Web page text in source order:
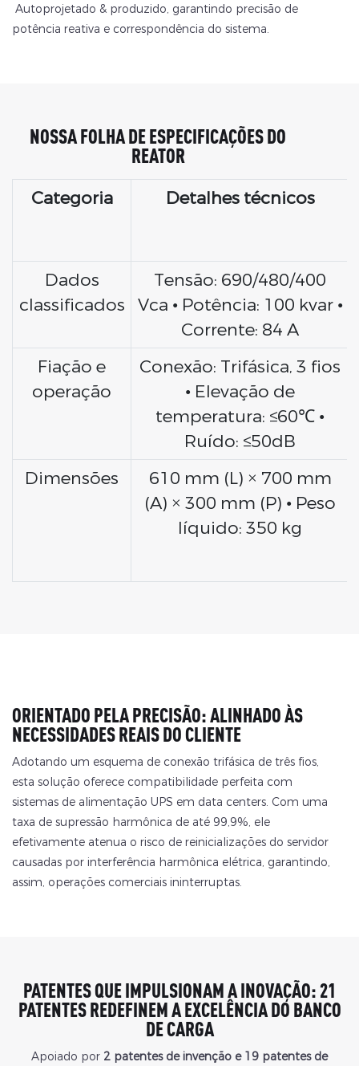
Autoprojetado & produzido, garantindo precisão de
potência reativa e correspondência do sistema.
NOSSA FOLHA DE ESPECIFICAÇÕES DO
REATOR
Categoria Detalhes técnicos
Dados
classificados
Tensão: 690/480/400
Vca • Potência: 100 kvar •
Corrente: 84 A
Fiação e
operação
Conexão: Trifásica, 3 fios
• Elevação de
temperatura: ≤60℃ •
Ruído: ≤50dB
Dimensões
610 mm (L) × 700 mm
(A) × 300 mm (P) • Peso
líquido: 350 kg
ORIENTADO PELA PRECISÃO: ALINHADO ÀS
NECESSIDADES REAIS DO CLIENTE
Adotando um esquema de conexão trifásica de três fios,
esta solução oferece compatibilidade perfeita com
sistemas de alimentação UPS em data centers. Com uma
taxa de supressão harmônica de até 99,9%, ele
efetivamente atenua o risco de reinicializações do servidor
causadas por interferência harmônica elétrica, garantindo,
assim, operações comerciais ininterruptas.
PATENTES QUE IMPULSIONAM A INOVAÇÃO: 21
PATENTES REDEFINEM A EXCELÊNCIA DO BANCO
DE CARGA
Apoiado por 2 patentes de invenção e 19 patentes de